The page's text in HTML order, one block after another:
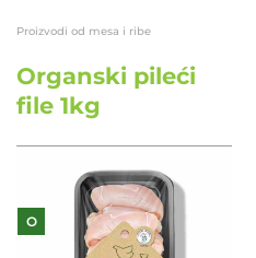
Proizvodi od mesa i ribe
Organski pileći
file 1kg
O